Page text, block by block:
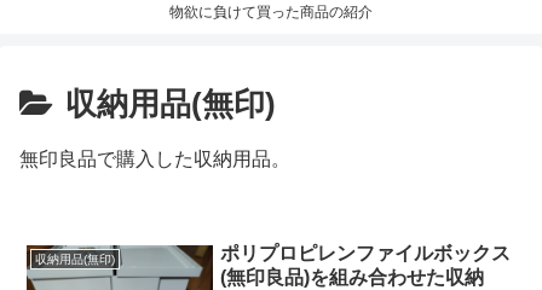
物欲に負けて買った商品の紹介
収納用品(無印)
無印良品で購入した収納用品。
収納用品(無印)
ポリプロピレンファイルボックス
(無印良品)を組み合わせた収納